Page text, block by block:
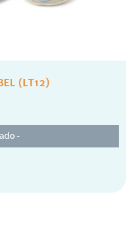
(LT12)
-